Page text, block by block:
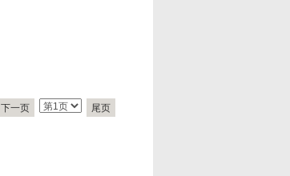
下一页 尾页